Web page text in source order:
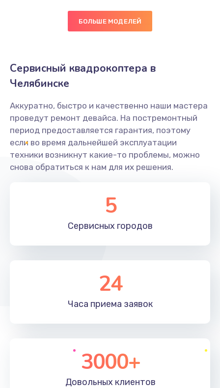
БОЛЬШЕ МОДЕЛЕЙ
Сервисный квадрокоптера в
Челябинске
Аккуратно, быстро и качественно наши мастера
проведут ремонт девайса. На постремонтный
период предоставляется гарантия, поэтому
если во время дальнейшей эксплуатации
техники возникнут какие-то проблемы, можно
снова обратиться к нам для их решения.
5
Сервисных городов
24
Часа приема заявок
3000+
Довольных клиентов